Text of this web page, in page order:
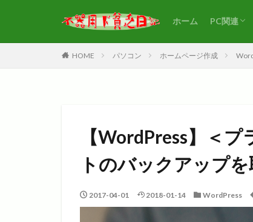
ホーム PC関連
アフィリ
HOME パソコン ホームページ作成
【WordPress】＜
トのバックアップを
2017-04-01 2018-01-14 WordPress